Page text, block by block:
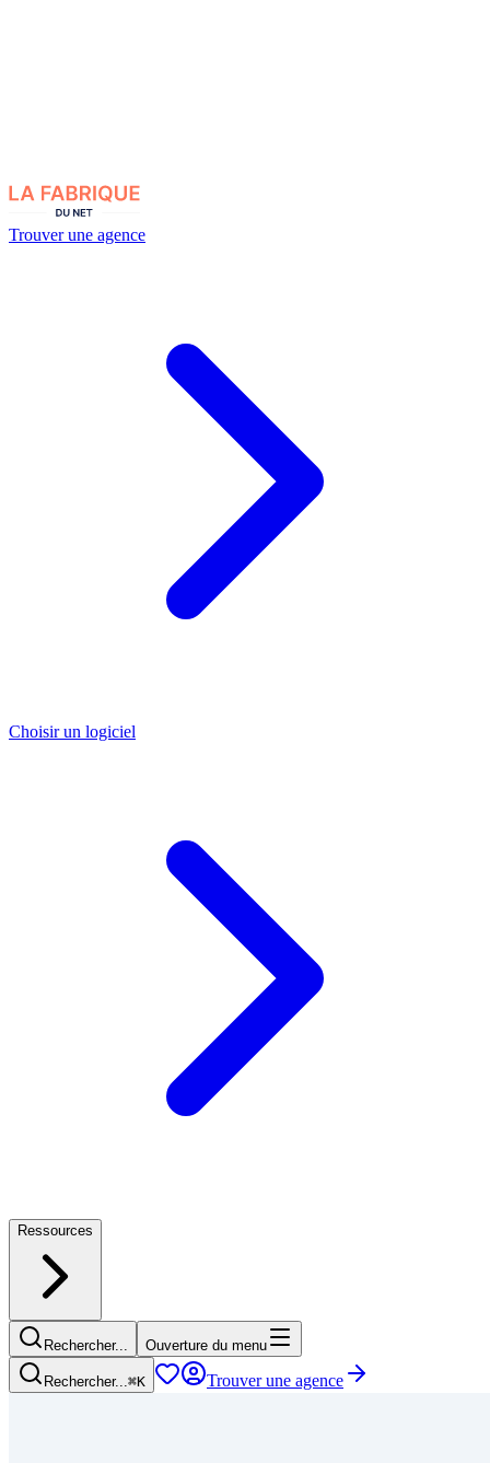
Trouver une agence
Choisir un logiciel
Ressources
Rechercher... Ouverture du menu
Rechercher...⌘K Trouver une agence